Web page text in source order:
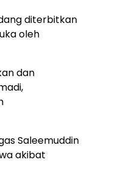
diterbitkan
oleh
dan
Saleemuddin
akibat